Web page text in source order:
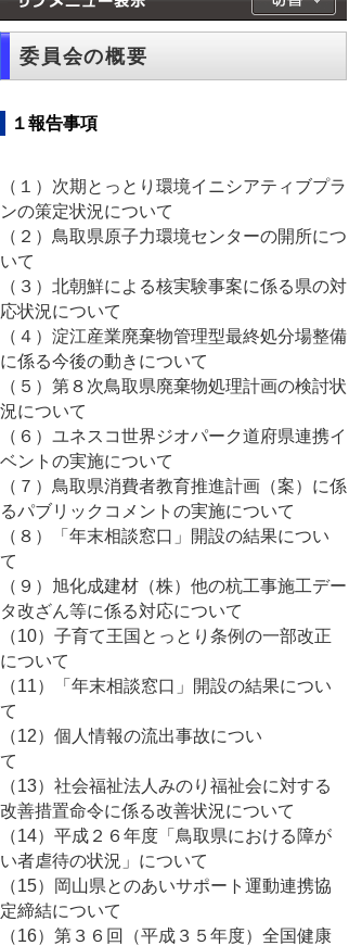
委員会の概要
１報告事項
（１）次期とっとり環境イニシアティブプラ
ンの策定状況について
（２）鳥取県原子力環境センターの開所につ
いて
（３）北朝鮮による核実験事案に係る県の対
応状況について
（４）淀江産業廃棄物管理型最終処分場整備
に係る今後の動きについて
（５）第８次鳥取県廃棄物処理計画の検討状
況について
（６）ユネスコ世界ジオパーク道府県連携イ
ベントの実施について
（７）鳥取県消費者教育推進計画（案）に係
るパブリックコメントの実施について
（８）「年末相談窓口」開設の結果につい
て
（９）旭化成建材（株）他の杭工事施工デー
タ改ざん等に係る対応について
（10）子育て王国とっとり条例の一部改正
について
（11）「年末相談窓口」開設の結果につい
て
（12）個人情報の流出事故につい
て
（13）社会福祉法人みのり福祉会に対する
改善措置命令に係る改善状況について
（14）平成２６年度「鳥取県における障が
い者虐待の状況」について
（15）岡山県とのあいサポート運動連携協
定締結について
（16）第３６回（平成３５年度）全国健康